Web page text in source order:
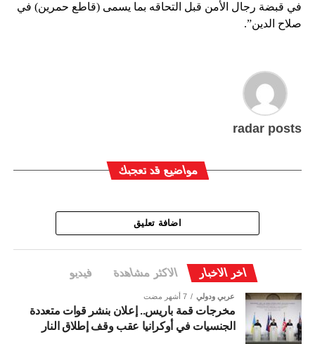
في قبضة رجال الأمن قبل التحاقه بما يسمى (قاطع حمرين) في
صلاح الدين”.
radar posts
مواضيع قد تعجبك
اضافة تعليق
اخر الاخبار الاكثر مشاهدة فيديو
عربي ودولي 7 أشهر مضت
مخرجات قمة باريس.. إعلان بنشر قوات متعددة
الجنسيات في أوكرانيا عقب وقف إطلاق النار